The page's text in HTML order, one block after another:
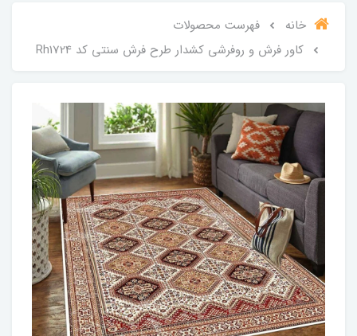
خانه
فهرست محصولات
کاور فرش و روفرشی کشدار طرح فرش سنتی کد Rh1724